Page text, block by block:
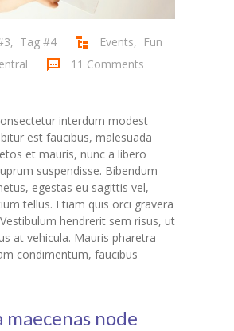
, Tag #4 Events, Fun
11 Comments
interdum modest
est faucibus, malesuada
et mauris, nunc a libero
suspendisse. Bibendum
egestas eu sagittis vel,
tellus. Etiam quis orci gravera
hendrerit sem risus, ut
at vehicula. Mauris pharetra
condimentum, faucibus
maecenas node